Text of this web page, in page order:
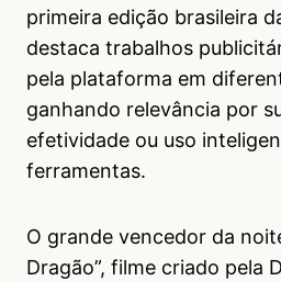
primeira edição brasileira
destaca trabalhos
pela plataforma em
ganhando relevância por
efetividade ou uso
ferramentas.
O grande vencedor da
Dragão”, filme criado pela